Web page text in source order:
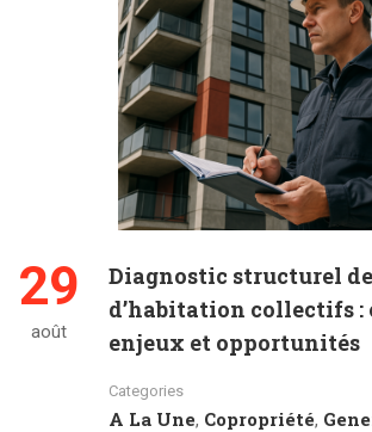
29
août
Diagnostic structurel
d’habitation collectifs
enjeux et opportunités
Categories
A La Une, Copropriété,